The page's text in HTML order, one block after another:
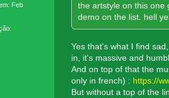
Feb
1
the artstyle on this one
demo on the list. hell
Yes that's what I find
in, it's massive and
And on top of that the
only in french) : https://
But without a top of the